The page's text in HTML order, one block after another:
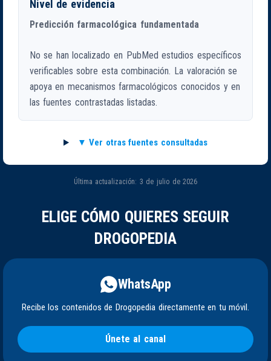
Nivel de evidencia
Predicción farmacológica fundamentada
No se han localizado en PubMed estudios específicos
verificables sobre esta combinación. La valoración se
apoya en mecanismos farmacológicos conocidos y en
las fuentes contrastadas listadas.
Ver otras fuentes consultadas
Última actualización: 3 de julio de 2026
ELIGE CÓMO QUIERES SEGUIR
DROGOPEDIA
WhatsApp
Recibe los contenidos de Drogopedia directamente en tu móvil.
Únete al canal